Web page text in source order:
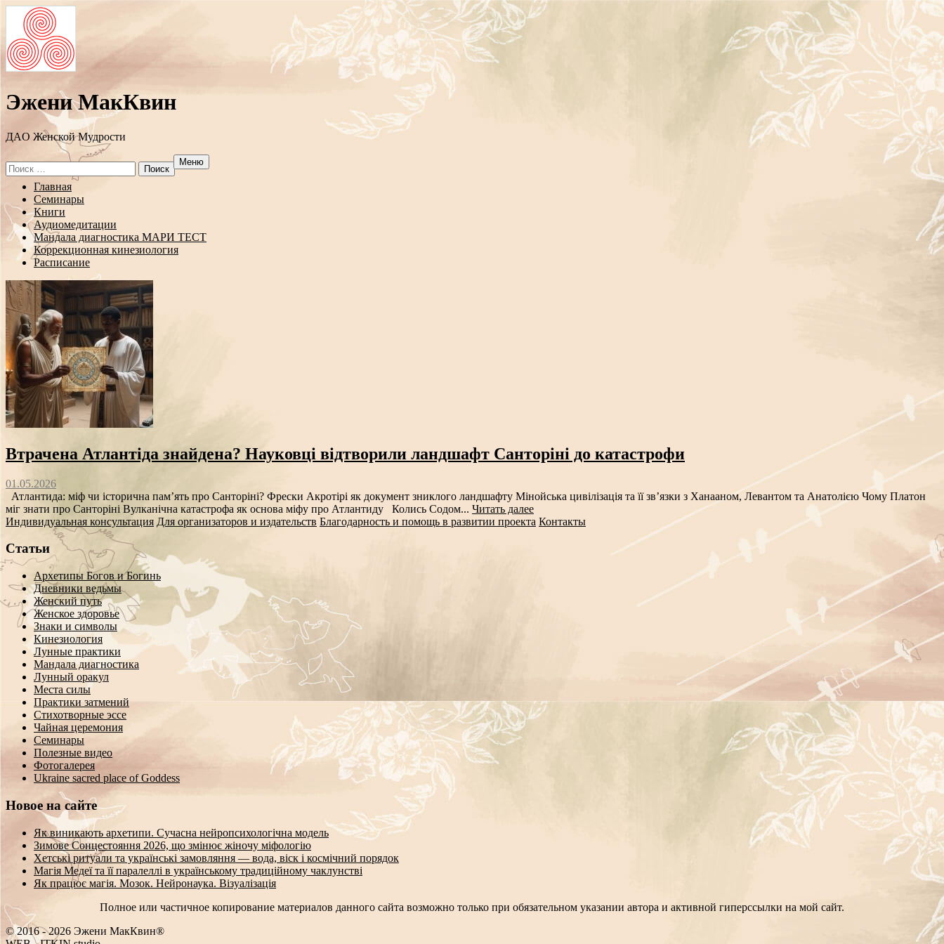
Эжени МакКвин
ДAO Женской Мудрости
Search
for:
Меню
Перейти
содержанию
Главная
Семинары
Книги
Аудиомедитации
Мандала диагностика МАРИ ТЕСТ
Коррекционная кинезиология
Расписание
Втрачена Атлантіда знайдена? Науковці відтворили ландшафт Санторіні до катастрофи
01.05.2026
Атлантида: міф чи історична пам’ять про Санторіні? Фрески Акротірі як документ зниклого ландшафту Мінойська цивілізація та її зв’язки з Ханааном, Левантом та Анатолією Чому Платон
міг знати про Санторіні Вулканічна катастрофа як основа міфу про Атлантиду Колись Содом... Читать далее
Индивидуальная консультация Для организаторов и издательств Благодарность и помощь в развитии проекта Контакты
Статьи
Архетипы Богов и Богинь
Дневники ведьмы
Женский путь
Женское здоровье
Знаки и символы
Кинезиология
Лунные практики
Мандала диагностика
Лунный оракул
Места силы
Практики затмений
Стихотворные эссе
Чайная церемония
Семинары
Полезные видео
Фотогалерея
Ukraine sacred place of Goddess
Новое на сайте
Як виникають архетипи. Сучасна нейропсихологічна модель
Зимове Сонцестояння 2026, що змінює жіночу міфологію
Хетські ритуали та українські замовляння — вода, віск і космічний порядок
Магія Медеї та її паралеллі в українському традиційному чаклунстві
Як працює магія. Мозок. Нейронаука. Візуалізація
Полное или частичное копирование материалов данного сайта возможно только при обязательном указании автора и активной гиперссылки на мой сайт.
© 2016 - 2026 Эжени МакКвин®